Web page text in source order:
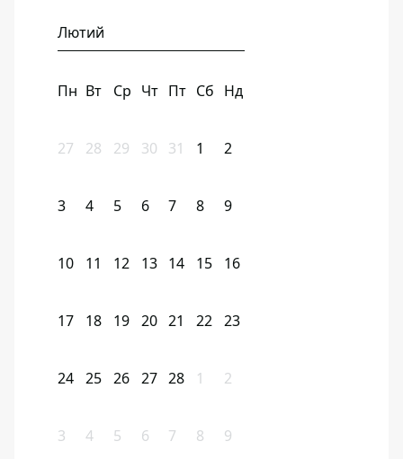
Лютий
Пн Вт Ср Чт Пт Сб Нд
27 28 29 30 31 1 2
3 4 5 6 7 8 9
10 11 12 13 14 15 16
17 18 19 20 21 22 23
24 25 26 27 28 1 2
3 4 5 6 7 8 9